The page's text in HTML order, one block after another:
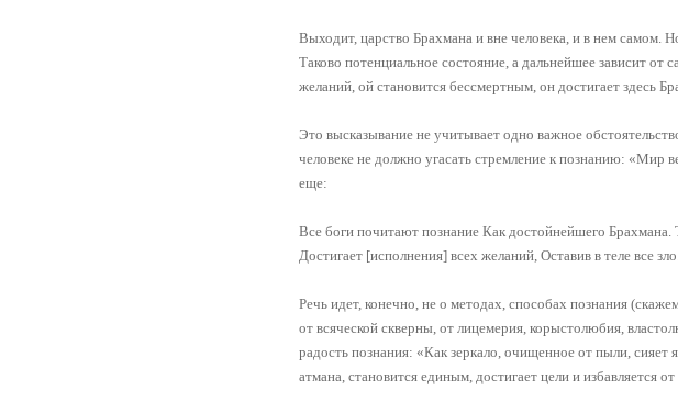
Выходит, царство Брахмана и вне человека, и в нем самом.
Таково потенциальное состояние, а дальнейшее зависит от
желаний, ой становится бессмертным, он достигает здесь
Это высказывание не учитывает одно важное
человеке не должно угасать стремление к познанию:
еще:
Все боги почитают познание Как достойнейшего Брахмана.
Достигает [исполнения] всех желаний, Оставив в теле все зло.
Речь идет, конечно, не о методах, способах познания
от всяческой скверны, от лицемерия, корыстолюбия,
радость познания: «Как зеркало, очищенное от пыли,
атмана, становится единым, достигает цели и избавляется от